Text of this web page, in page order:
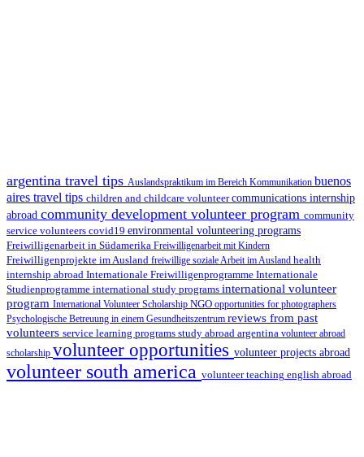
argentina travel tips Auslandspraktikum im Bereich Kommunikation buenos
aires travel tips children and childcare volunteercommunications internship
abroad community development volunteer program community
service volunteers covid19 environmental volunteering programs
Freiwilligenarbeit in Südamerika Freiwilligenarbeit mit Kindern
Freiwilligenprojekte im Ausland freiwillige soziale Arbeit im Ausland health
internship abroad Internationale Freiwilligenprogramme Internationale
Studienprogramme international study programs international volunteer
program International Volunteer Scholarship NGO opportunities for photographers
Psychologische Betreuung in einem Gesundheitszentrum reviews from past
volunteers service learning programs study abroad argentina volunteer abroad
scholarship volunteer opportunities volunteer projects abroad
volunteer south america volunteer teaching english abroad